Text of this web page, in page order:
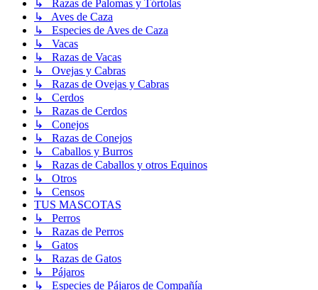
↳ Razas de Palomas y Tórtolas
↳ Aves de Caza
↳ Especies de Aves de Caza
↳ Vacas
↳ Razas de Vacas
↳ Ovejas y Cabras
↳ Razas de Ovejas y Cabras
↳ Cerdos
↳ Razas de Cerdos
↳ Conejos
↳ Razas de Conejos
↳ Caballos y Burros
↳ Razas de Caballos y otros Equinos
↳ Otros
↳ Censos
TUS MASCOTAS
↳ Perros
↳ Razas de Perros
↳ Gatos
↳ Razas de Gatos
↳ Pájaros
↳ Especies de Pájaros de Compañía